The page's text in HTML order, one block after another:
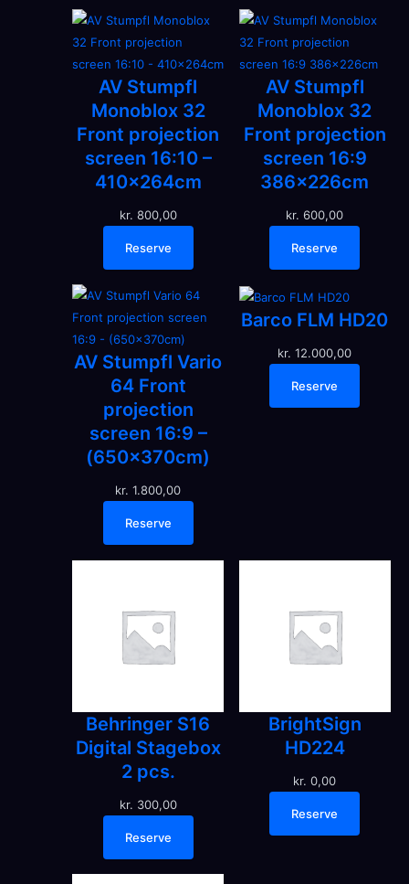
AV Stumpfl
Monoblox 32
Front projection
screen 16:10 –
410x264cm
kr. 800,00
Reserve
AV Stumpfl
Monoblox 32
Front projection
screen 16:9
386x226cm
kr. 600,00
Reserve
AV Stumpfl Vario
64 Front
projection
screen 16:9 –
(650x370cm)
kr. 1.800,00
Reserve
Barco FLM HD20
kr. 12.000,00
Reserve
Behringer S16
Digital Stagebox
2 pcs.
kr. 300,00
Reserve
BrightSign
HD224
kr. 0,00
Reserve